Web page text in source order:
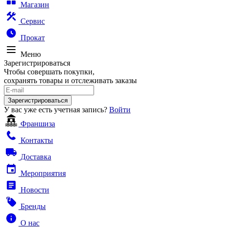
Магазин
Сервис
Прокат
Меню
Зарегистрироваться
Чтобы совершать покупки,
сохранять товары и отслеживать заказы
Зарегистрироваться
У вас уже есть учетная запись? Войти
Франшиза
Контакты
Доставка
Мероприятия
Новости
Бренды
О нас